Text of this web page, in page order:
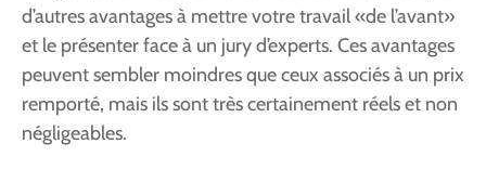
d’autres avantages à mettre votre travail «de l’avant»
et le présenter face à un jury d’experts. Ces avantages
peuvent sembler moindres que ceux associés à un prix
remporté, mais ils sont très certainement réels et non
négligeables.